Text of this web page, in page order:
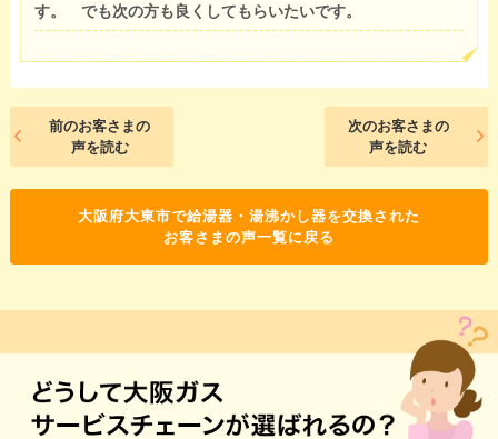
す。 でも次の方も良くしてもらいたいです。
前のお客さまの
声を読む
次のお客さまの
声を読む
大阪府大東市で給湯器・湯沸かし器を交換された
お客さまの声一覧に戻る